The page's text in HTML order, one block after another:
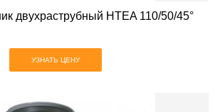
двухраструбный HTEA 110/50/45°
УЗНАТЬ ЦЕНУ